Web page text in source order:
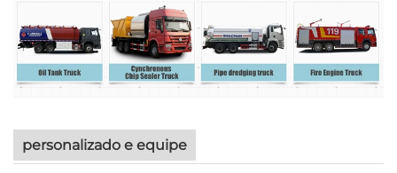
personalizado e equipe